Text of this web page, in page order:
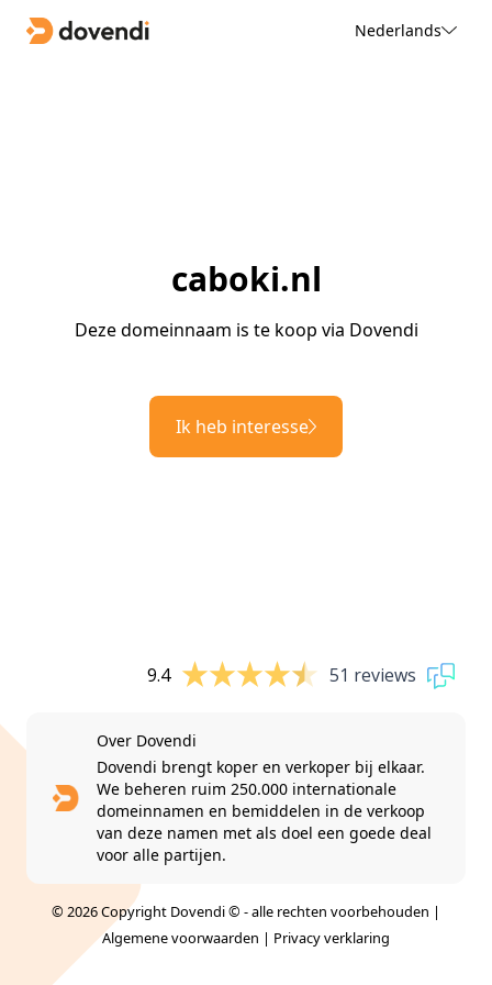
Nederlands
caboki.nl
Deze domeinnaam is te koop via Dovendi
Ik heb interesse
9.4 51 reviews
Over Dovendi
Dovendi brengt koper en verkoper bij elkaar.
We beheren ruim 250.000 internationale
domeinnamen en bemiddelen in de verkoop
van deze namen met als doel een goede deal
voor alle partijen.
© 2026 Copyright Dovendi © - alle rechten voorbehouden |
Algemene voorwaarden | Privacy verklaring